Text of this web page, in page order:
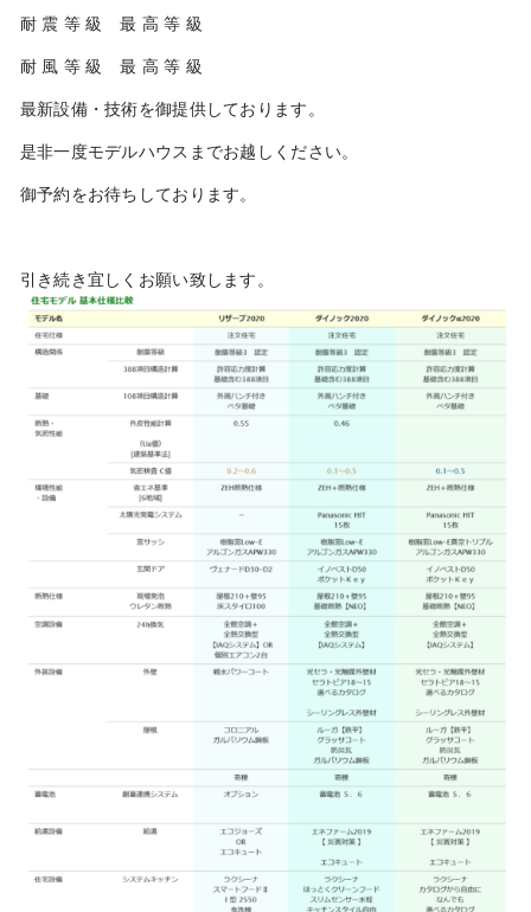
耐 震 等 級 最 高 等 級
耐 風 等 級 最 高 等 級
最新設備・技術を御提供しております。
是非一度モデルハウスまでお越しください。
御予約をお待ちしております。
引き続き宜しくお願い致します。